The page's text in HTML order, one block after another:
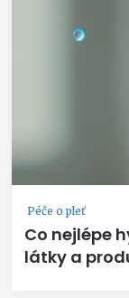
Péče o pleť
Co nejlépe
látky a